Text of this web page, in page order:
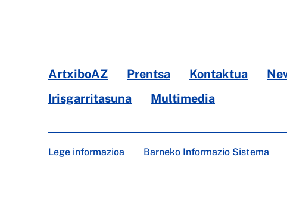
ArtxiboAZ Prentsa Kontaktua
Irisgarritasuna
Multimedia
Lege informazioa Barneko Informazio Sistema